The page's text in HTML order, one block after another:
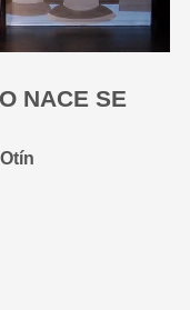
NACE SE